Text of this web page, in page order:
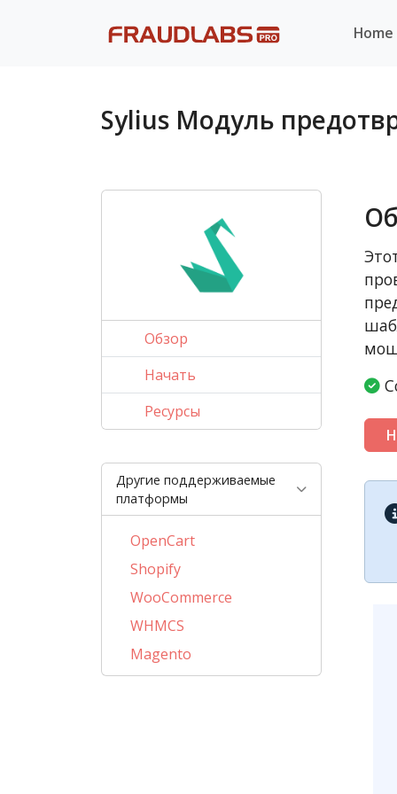
Home
Sylius Модуль
Обзор
Начать
Ресурсы
Другие поддерживаемые
платформы
OpenCart
Shopify
WooCommerce
WHMCS
Magento
PrestaShop